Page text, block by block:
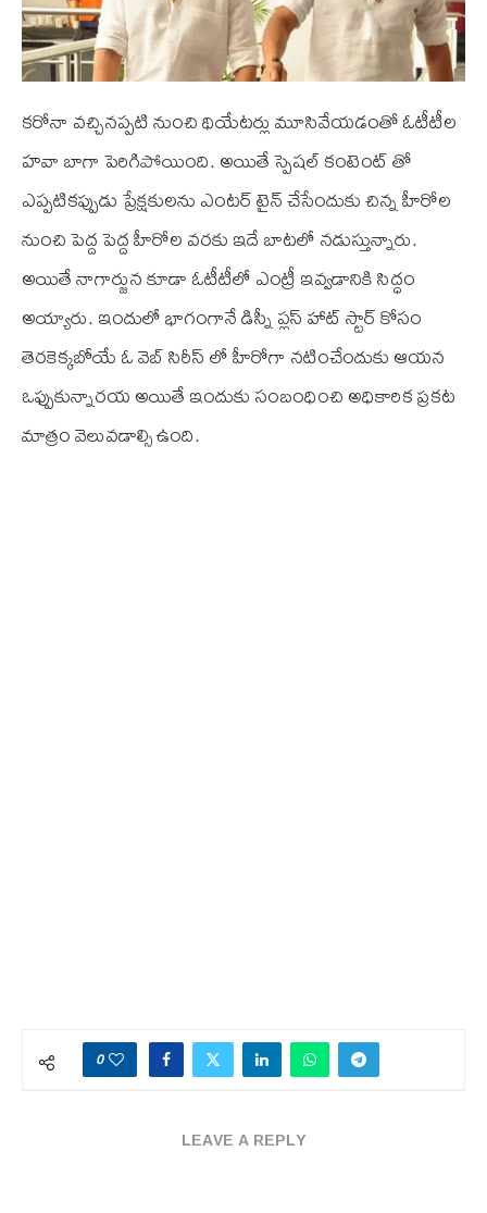
కరోనా వచ్చినప్పటి నుంచి థియేటర్లు మూసివేయడంతో ఓటీటీల
హవా బాగా పెరిగిపోయింది. అయితే స్పెషల్ కంటెంట్ తో
ఎప్పటికప్పుడు ప్రేక్షకులను ఎంటర్ టైన్ చేసేందుకు చిన్న హీరోల
నుంచి పెద్ద పెద్ద హీరోల వరకు ఇదే బాటలో నడుస్తున్నారు.
అయితే నాగార్జున కూడా ఓటీటీలో ఎంట్రీ ఇవ్వడానికి సిద్ధం
అయ్యారు. ఇందులో భాగంగానే డిస్నీ ప్లస్ హాట్ స్టార్ కోసం
తెరకెక్కబోయే ఓ వెబ్ సిరీస్ లో హీరోగా నటించేందుకు ఆయన
ఒఫ్పుకున్నారయ అయితే ఇందుకు సంబంధించి అధికారిక ప్రకట
మాత్రం వెలువడాల్సి ఉంది.
0
LEAVE A REPLY